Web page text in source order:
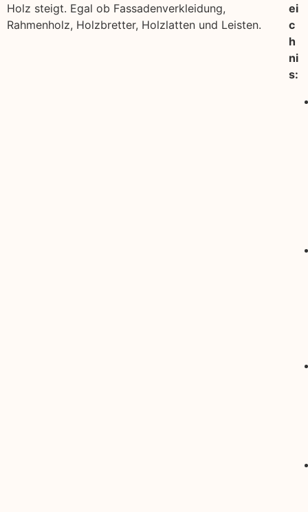
Holz steigt. Egal ob Fassadenverkleidung,
Rahmenholz, Holzbretter, Holzlatten und Leisten.
ei
c
h
ni
s: